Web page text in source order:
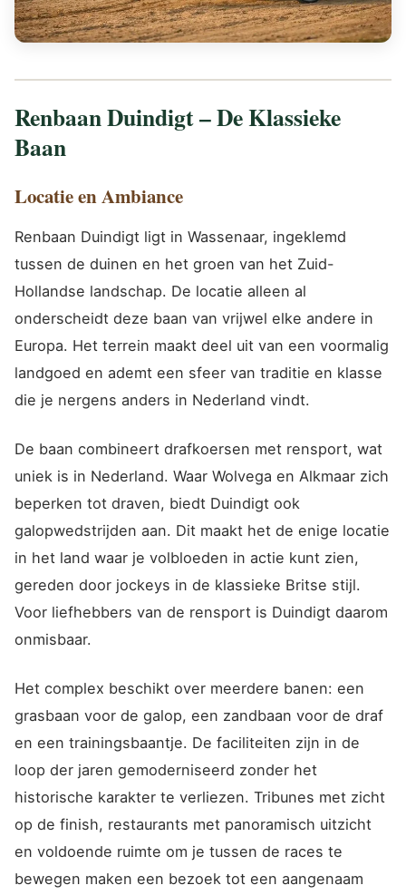
Renbaan Duindigt – De Klassieke
Baan
Locatie en Ambiance
Renbaan Duindigt ligt in Wassenaar, ingeklemd
tussen de duinen en het groen van het Zuid-
Hollandse landschap. De locatie alleen al
onderscheidt deze baan van vrijwel elke andere in
Europa. Het terrein maakt deel uit van een voormalig
landgoed en ademt een sfeer van traditie en klasse
die je nergens anders in Nederland vindt.
De baan combineert drafkoersen met rensport, wat
uniek is in Nederland. Waar Wolvega en Alkmaar zich
beperken tot draven, biedt Duindigt ook
galopwedstrijden aan. Dit maakt het de enige locatie
in het land waar je volbloeden in actie kunt zien,
gereden door jockeys in de klassieke Britse stijl.
Voor liefhebbers van de rensport is Duindigt daarom
onmisbaar.
Het complex beschikt over meerdere banen: een
grasbaan voor de galop, een zandbaan voor de draf
en een trainingsbaantje. De faciliteiten zijn in de
loop der jaren gemoderniseerd zonder het
historische karakter te verliezen. Tribunes met zicht
op de finish, restaurants met panoramisch uitzicht
en voldoende ruimte om je tussen de races te
bewegen maken een bezoek tot een aangenaam